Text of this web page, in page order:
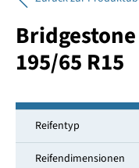
195/65 R15
Reifentyp
Reifendimensionen